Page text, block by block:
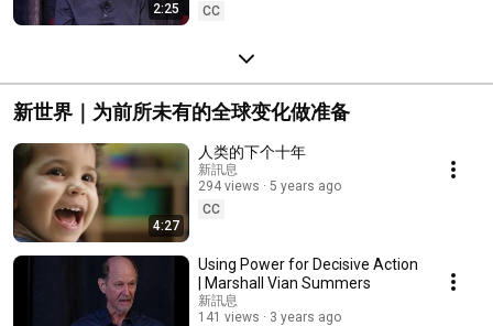
2:25
CC
新世界｜为前所未有的全球变化做准备
4:27
人类的下个十年
新訊息
294 views
5 years ago
CC
Using Power for Decisive Action
| Marshall Vian Summers
新訊息
141 views
3 years ago